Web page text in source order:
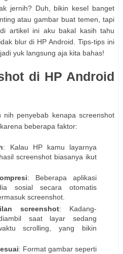
jernih? Duh, bikin kesel banget
atau gambar buat temen, tapi
artikel ini aku bakal kasih tahu
blur di HP Android. Tips-tips ini
yuk langsung aja kita bahas!
di HP Android
penyebab kenapa screenshot
beberapa faktor:
: Kalau HP kamu layarnya
screenshot biasanya ikut
: Beberapa aplikasi
sosial secara otomatis
screenshot.
screenshot: Kadang-
saat layar sedang
scrolling, yang bikin
: Format gambar seperti